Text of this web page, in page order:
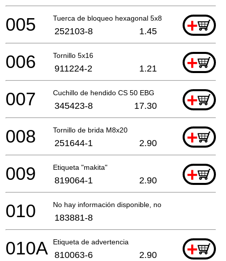
Tuerca de bloqueo hexagonal 5x8 +
005 252103-8 1.45
Tornillo 5x16 +
006 911224-2 1.21
Cuchillo de hendido CS 50 EBG +
007 345423-8 17.30
Tornillo de brida M8x20 +
008 251644-1 2.90
Etiqueta "makita" +
009 819064-1 2.90
No hay información disponible, no se puede pedir
010 183881-8
Etiqueta de advertencia +
010A 810063-6 2.90